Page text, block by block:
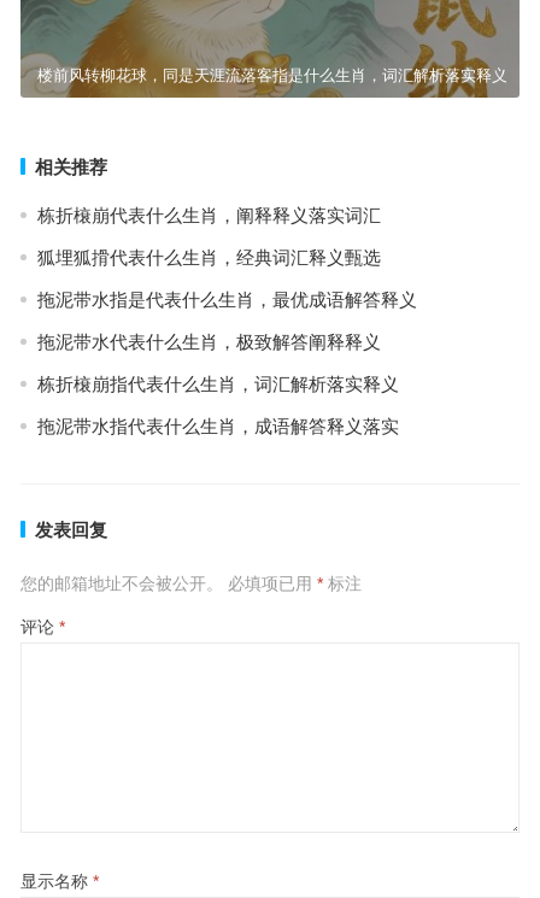
楼前风转柳花球，同是天涯流落客指是什么生肖，词汇解析落实释义
相关推荐
栋折榱崩代表什么生肖，阐释释义落实词汇
狐埋狐搰代表什么生肖，经典词汇释义甄选
拖泥带水指是代表什么生肖，最优成语解答释义
拖泥带水代表什么生肖，极致解答阐释释义
栋折榱崩指代表什么生肖，词汇解析落实释义
拖泥带水指代表什么生肖，成语解答释义落实
发表回复
您的邮箱地址不会被公开。 必填项已用 *标注
评论 *
显示名称 *